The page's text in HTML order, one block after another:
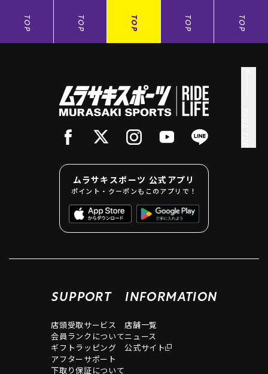
TOP TOP TOP TOP TOP
ムラサキスポーツ 公式アプリ
ポイント・クーポンもこのアプリで！
SUPPORT
店頭受取サービス
会員ランクについて
ギフトラッピング
アフターサポート
下取り保証について
INFORMATION
店舗一覧
ニュース
公式サイト